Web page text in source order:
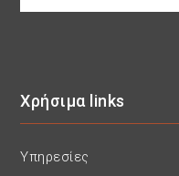
Χρήσιμα links
Υπηρεσίες